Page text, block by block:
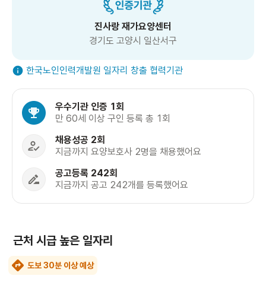
진사랑 재가요양센터
경기도 고양시 일산서구
한국노인인력개발원 일자리 창출 협력기관
우수기관 인증 1회
만 60세 이상 구인 등록 총 1회
채용성공 2회
지금까지 요양보호사 2명을 채용했어요
공고등록 242회
지금까지 공고 242개를 등록했어요
근처 시급 높은 일자리
도보 30분 이상 예상